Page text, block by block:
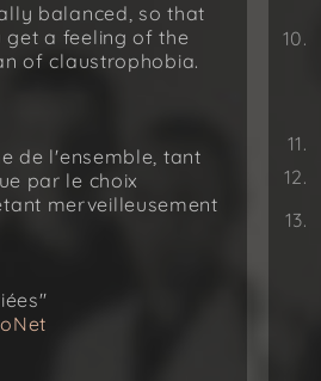
balanced, so that
get a feeling of the
of claustrophobia.
de l'ensemble, tant
par le choix
merveilleusement